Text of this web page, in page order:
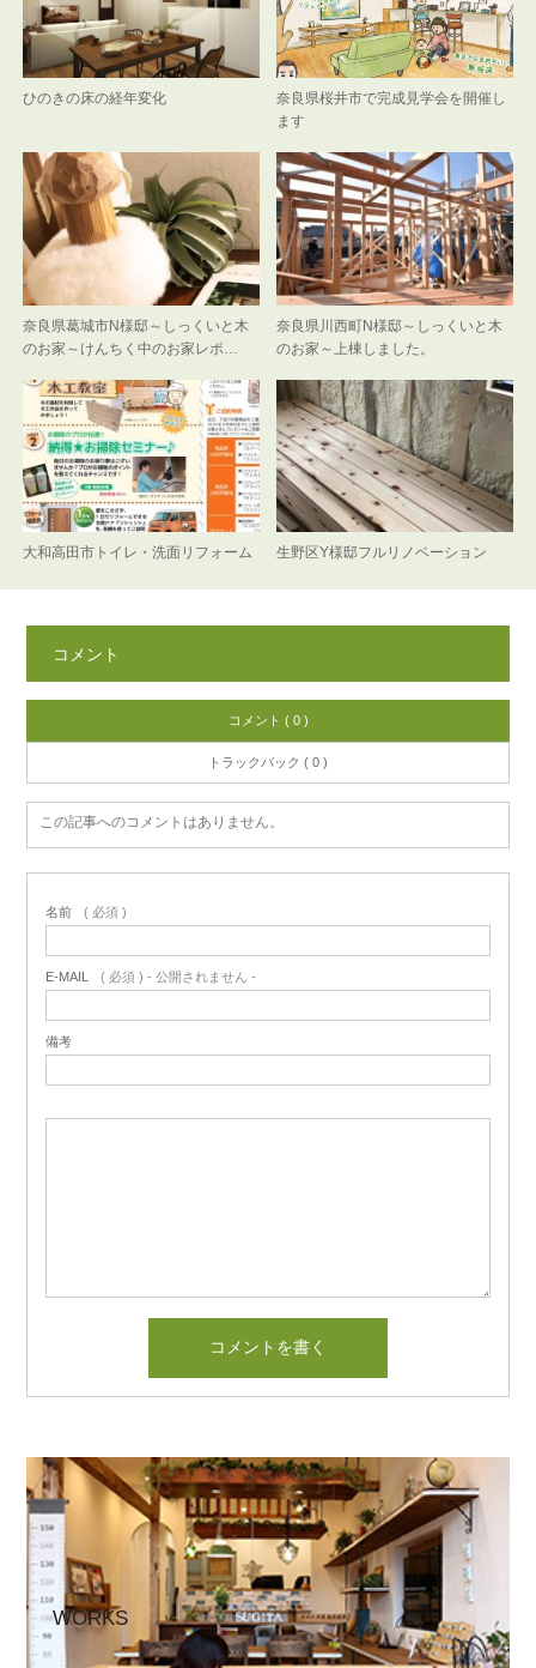
ひのきの床の経年変化
奈良県桜井市で完成見学会を開催し
ます
奈良県葛城市N様邸～しっくいと木
のお家～けんちく中のお家レポ…
奈良県川西町N様邸～しっくいと木
のお家～上棟しました。
大和高田市トイレ・洗面リフォーム 生野区Y様邸フルリノベーション
コメント
コメント ( 0 )
トラックバック ( 0 )
この記事へのコメントはありません。
名前 ( 必須 )
E-MAIL ( 必須 ) - 公開されません -
備考
WORKS